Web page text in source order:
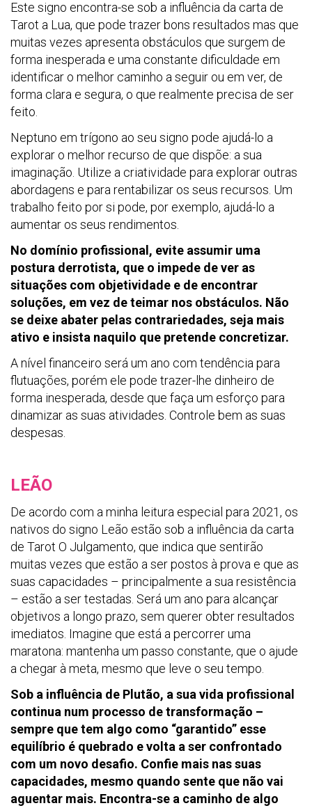
Este signo encontra-se sob a influência da carta de
Tarot a Lua, que pode trazer bons resultados mas que
muitas vezes apresenta obstáculos que surgem de
forma inesperada e uma constante dificuldade em
identificar o melhor caminho a seguir ou em ver, de
forma clara e segura, o que realmente precisa de ser
feito.
Neptuno em trígono ao seu signo pode ajudá-lo a
explorar o melhor recurso de que dispõe: a sua
imaginação. Utilize a criatividade para explorar outras
abordagens e para rentabilizar os seus recursos. Um
trabalho feito por si pode, por exemplo, ajudá-lo a
aumentar os seus rendimentos.
No domínio profissional, evite assumir uma
postura derrotista, que o impede de ver as
situações com objetividade e de encontrar
soluções, em vez de teimar nos obstáculos. Não
se deixe abater pelas contrariedades, seja mais
ativo e insista naquilo que pretende concretizar.
A nível financeiro será um ano com tendência para
flutuações, porém ele pode trazer-lhe dinheiro de
forma inesperada, desde que faça um esforço para
dinamizar as suas atividades. Controle bem as suas
despesas.
LEÃO
De acordo com a minha leitura especial para 2021, os
nativos do signo Leão estão sob a influência da carta
de Tarot O Julgamento, que indica que sentirão
muitas vezes que estão a ser postos à prova e que as
suas capacidades – principalmente a sua resistência
– estão a ser testadas. Será um ano para alcançar
objetivos a longo prazo, sem querer obter resultados
imediatos. Imagine que está a percorrer uma
maratona: mantenha um passo constante, que o ajude
a chegar à meta, mesmo que leve o seu tempo.
Sob a influência de Plutão, a sua vida profissional
continua num processo de transformação –
sempre que tem algo como “garantido” esse
equilíbrio é quebrado e volta a ser confrontado
com um novo desafio. Confie mais nas suas
capacidades, mesmo quando sente que não vai
aguentar mais. Encontra-se a caminho de algo